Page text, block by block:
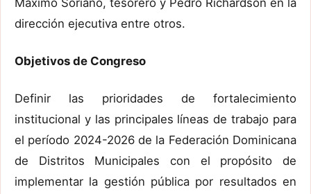
Máximo Soriano, tesorero y Pedro Richardson en la
dirección ejecutiva entre otros.
Objetivos de Congreso
Definir las prioridades de fortalecimiento
institucional y las principales líneas de trabajo para
el período 2024-2026 de la Federación Dominicana
de Distritos Municipales con el propósito de
implementar la gestión pública por resultados en